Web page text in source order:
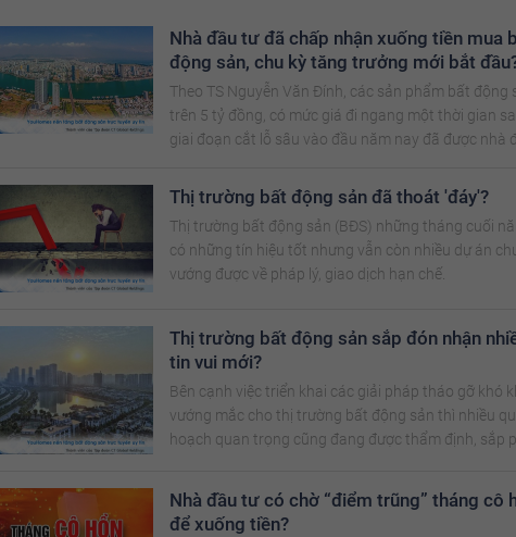
Nhà đầu tư đã chấp nhận xuống tiền mua
động sản, chu kỳ tăng trưởng mới bắt
Theo TS Nguyễn Văn Đính, các sản phẩm bất động
trên 5 tỷ đồng, có mức giá đi ngang một thời gian
giai đoạn cắt lỗ sâu vào đầu năm nay đã được nhà
Thị trường bất động sản đã thoát 'đáy'?
Thị trường bất động sản (BĐS) những tháng cuối
có những tín hiệu tốt nhưng vẫn còn nhiều dự án
vướng được về pháp lý, giao dịch hạn chế.
Thị trường bất động sản sắp đón nhận
tin vui mới?
Bên cạnh việc triển khai các giải pháp tháo gỡ khó
vướng mắc cho thị trường bất động sản thì nhiều
hoạch quan trọng cũng đang được thẩm định, sắp
Nhà đầu tư có chờ “điểm trũng” tháng cô
để xuống tiền?